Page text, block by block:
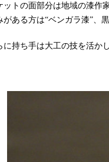
ットの面部分は地域の漆作
がある方は“ベンガラ漆”、
に持ち手は大工の技を活かし